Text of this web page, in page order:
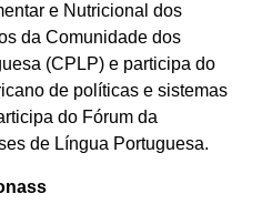
e Nutricional dos
da Comunidade dos
(CPLP) e participa do
de políticas e sistemas
do Fórum da
de Língua Portuguesa.